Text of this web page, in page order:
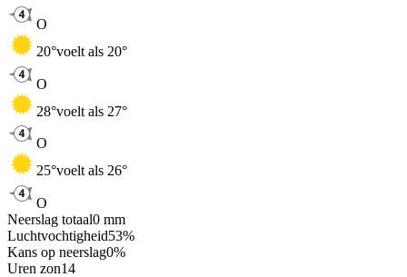
O
20°voelt als 20°
O
28°voelt als 27°
O
25°voelt als 26°
O
Neerslag totaal0 mm
Luchtvochtigheid53%
Kans op neerslag0%
Uren zon14